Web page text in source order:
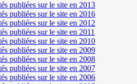
publiées sur le site en 2013
publiées sur le site en 2016
publiées sur le site en 2012
publiées sur le site en 2011
publiées sur le site en 2010
publiées sur le site en 2009
publiées sur le site en 2008
publiées sur le site en 2007
publiées sur le site en 2006